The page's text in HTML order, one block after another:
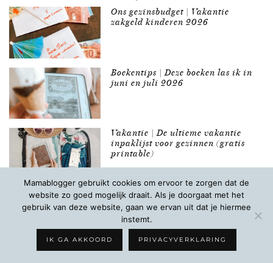
Ons gezinsbudget | Vakantie
zakgeld kinderen 2026
Boekentips | Deze boeken las ik in
juni en juli 2026
Vakantie | De ultieme vakantie
inpaklijst voor gezinnen (gratis
printable)
Mamablogger gebruikt cookies om ervoor te zorgen dat de
website zo goed mogelijk draait. Als je doorgaat met het
gebruik van deze website, gaan we ervan uit dat je hiermee
instemt.
IK GA AKKOORD PRIVACYVERKLARING